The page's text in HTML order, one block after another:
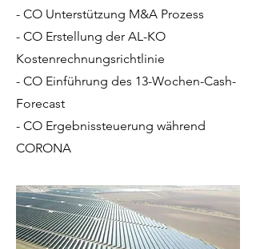
- CO Unterstützung M&A Prozess
- CO Erstellung der AL-KO
Kostenrechnungsrichtlinie
- CO Einführung des 13-Wochen-Cash-
Forecast
- CO Ergebnissteuerung während
CORONA